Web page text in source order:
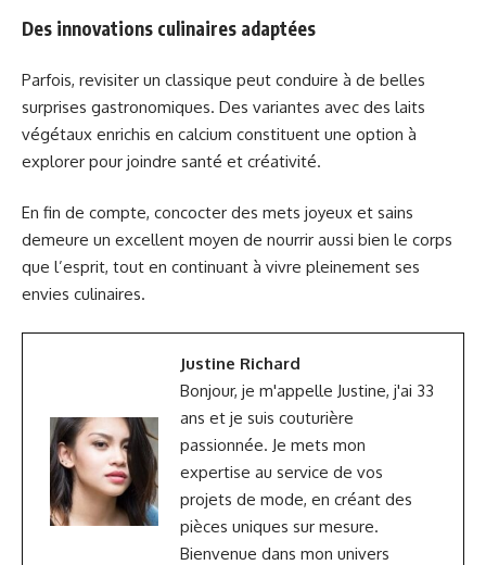
Des innovations culinaires adaptées
Parfois, revisiter un classique peut conduire à de belles
surprises gastronomiques. Des variantes avec des laits
végétaux enrichis en calcium constituent une option à
explorer pour joindre santé et créativité.
En fin de compte, concocter des mets joyeux et sains
demeure un excellent moyen de nourrir aussi bien le corps
que l’esprit, tout en continuant à vivre pleinement ses
envies culinaires.
Justine Richard
Bonjour, je m'appelle Justine, j'ai 33
ans et je suis couturière
passionnée. Je mets mon
expertise au service de vos
projets de mode, en créant des
pièces uniques sur mesure.
Bienvenue dans mon univers